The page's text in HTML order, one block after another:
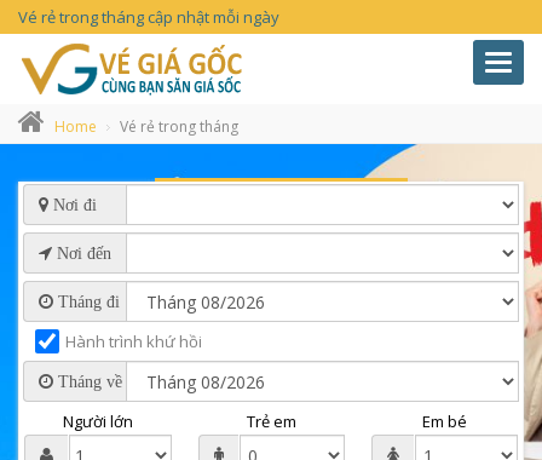
Vé rẻ trong tháng cập nhật mỗi ngày
Home Vé rẻ trong tháng
Nơi đi
Nơi đến
Tháng đi
Hành trình khứ hồi
Tháng về
Người lớn Trẻ em Em bé